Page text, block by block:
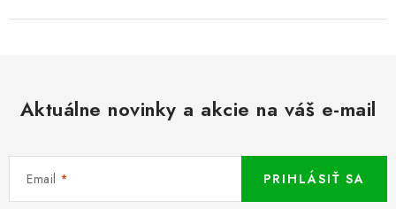
Aktuálne novinky a akcie na váš e-mail
Email PRIHLÁSIŤ SA